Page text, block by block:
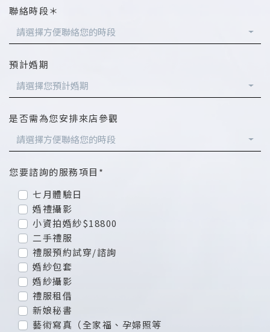
聯絡時段＊
請選擇方便聯絡您的時段
預計婚期
請選擇您預計婚期
是否需為您安排來店參觀
請選擇方便聯絡您的時段
您要諮詢的服務項目*
七月體驗日
婚禮攝影
小資拍婚紗$18800
二手禮服
禮服預約試穿/諮詢
婚紗包套
婚紗攝影
禮服租借
新娘秘書
藝術寫真（全家福、孕婦照等